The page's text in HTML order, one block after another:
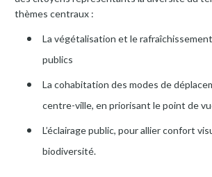
thèmes centraux :
La végétalisation et le
publics
La cohabitation des modes de
centre-ville, en priorisant le point de
L’éclairage public, pour allier confort
biodiversité.